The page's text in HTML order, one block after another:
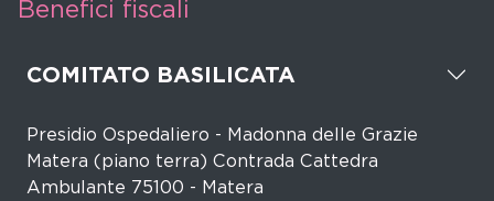
Benefici fiscali
COMITATO BASILICATA
Presidio Ospedaliero - Madonna delle Grazie
Matera (piano terra) Contrada Cattedra
Ambulante 75100 - Matera